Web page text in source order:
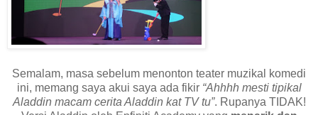
Semalam, masa sebelum menonton teater muzikal komedi
ini, memang saya akui saya ada fikir “Ahhhh mesti tipikal
Aladdin macam cerita Aladdin kat TV tu”. Rupanya TIDAK!